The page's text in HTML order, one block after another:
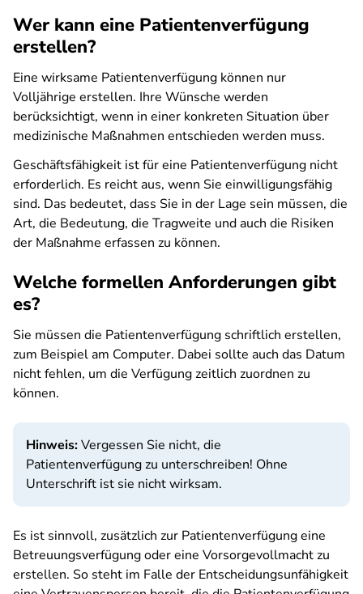
Wer kann eine Patientenverfügung
erstellen?
Eine wirksame Patientenverfügung können nur
Volljährige erstellen. Ihre Wünsche werden
berücksichtigt, wenn in einer konkreten Situation über
medizinische Maßnahmen entschieden werden muss.
Geschäftsfähigkeit ist für eine Patientenverfügung nicht
erforderlich. Es reicht aus, wenn Sie einwilligungsfähig
sind. Das bedeutet, dass Sie in der Lage sein müssen, die
Art, die Bedeutung, die Tragweite und auch die Risiken
der Maßnahme erfassen zu können.
Welche formellen Anforderungen gibt
es?
Sie müssen die Patientenverfügung schriftlich erstellen,
zum Beispiel am Computer. Dabei sollte auch das Datum
nicht fehlen, um die Verfügung zeitlich zuordnen zu
können.
Hinweis:Vergessen Sie nicht, die
Patientenverfügung zu unterschreiben! Ohne
Unterschrift ist sie nicht wirksam.
Es ist sinnvoll, zusätzlich zur Patientenverfügung eine
Betreuungsverfügung oder eine Vorsorgevollmacht zu
erstellen. So steht im Falle der Entscheidungsunfähigkeit